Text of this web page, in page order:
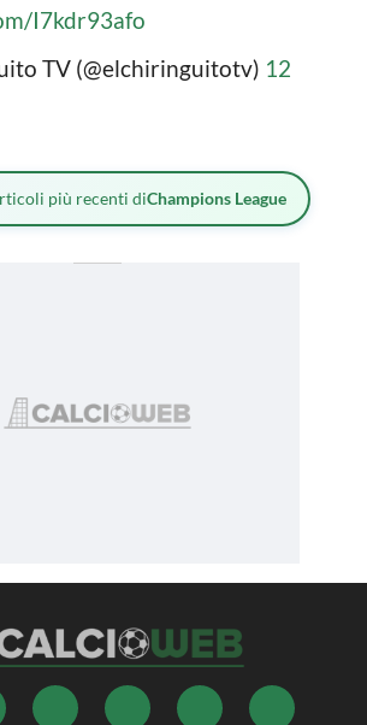
I7kdr93afo
TV (@elchiringuitotv) 12
più recenti diChampions League